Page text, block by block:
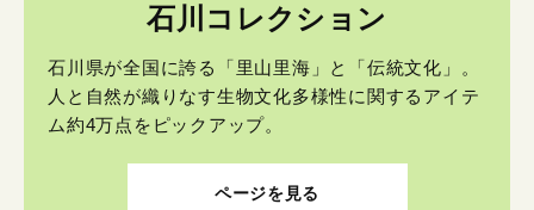
石川コレクション
石川県が全国に誇る「里山里海」と「伝統文化」。
人と自然が織りなす生物文化多様性に関するアイテ
ム約4万点をピックアップ。
ページを見る